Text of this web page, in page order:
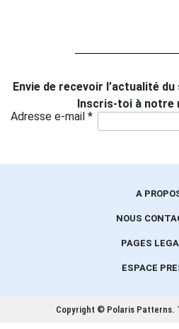
Envie de recevoir l’actualité
Inscris-toi à notre
Adresse e-mail *
A
NOUS
PAGES
ESPACE
Copyright © Polaris Patterns.